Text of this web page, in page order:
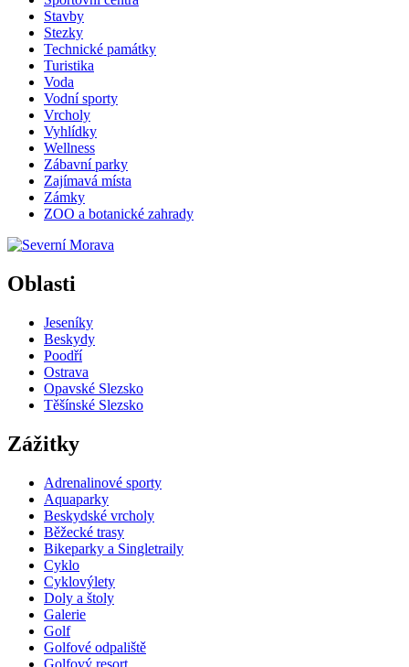
Stavby
Stezky
Technické památky
Turistika
Voda
Vodní sporty
Vrcholy
Vyhlídky
Wellness
Zábavní parky
Zajímavá místa
Zámky
ZOO a botanické zahrady
Oblasti
Jeseníky
Beskydy
Poodří
Ostrava
Opavské Slezsko
Těšínské Slezsko
Zážitky
Adrenalinové sporty
Aquaparky
Beskydské vrcholy
Běžecké trasy
Bikeparky a Singletraily
Cyklo
Cyklovýlety
Doly a štoly
Galerie
Golf
Golfové odpaliště
Golfový resort